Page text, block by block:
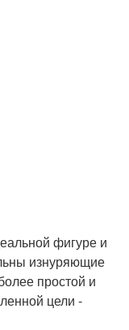
фигуре и
изнуряющие
простой и
цели -